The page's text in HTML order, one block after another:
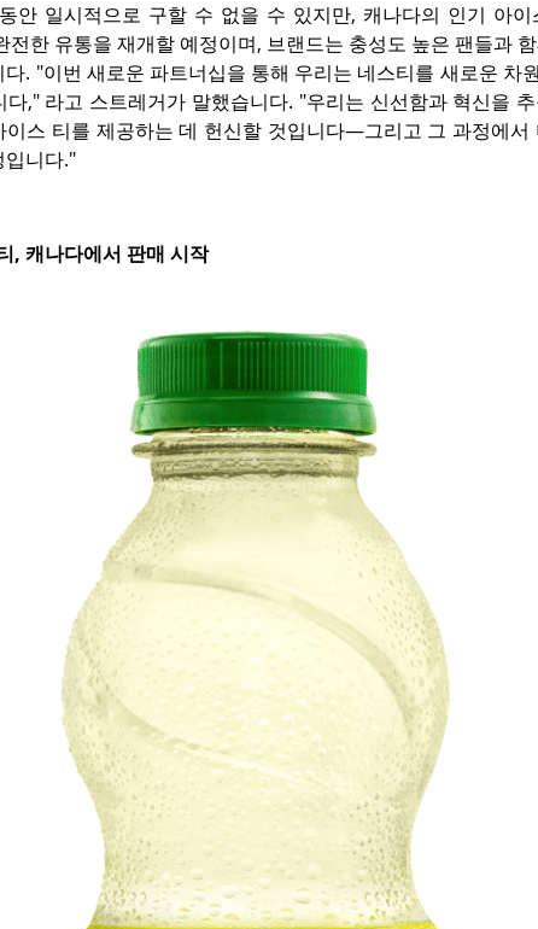
안 일시적으로 구할 수 없을 수 있지만, 캐나다의 인기 아이
전한 유통을 재개할 예정이며, 브랜드는 충성도 높은 팬들과
. "이번 새로운 파트너십을 통해 우리는 네스티를 새로운 차
다," 라고 스트레거가 말했습니다. "우리는 신선함과 혁신을
이스 티를 제공하는 데 헌신할 것입니다—그리고 그 과정에서
입니다."
, 캐나다에서 판매 시작